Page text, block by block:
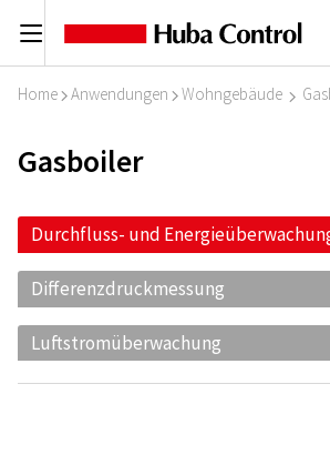
C
Home I Anwendungen I Wohngebäude I
Gasboiler
Durchfluss- und
Differenzdruckmessung
Luftstromüberwachung